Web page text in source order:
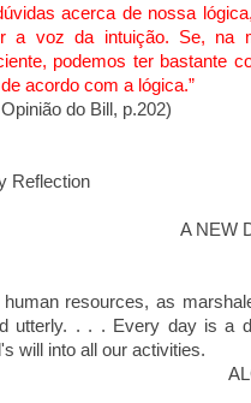
acerca de nossa
a voz da intuição. Se, na
podemos ter bastante
acordo com a lógica.”
do Bill, p.202)
Reflection
A NEW
resources, as
utterly. . . . Every day is a
will into all our activities.